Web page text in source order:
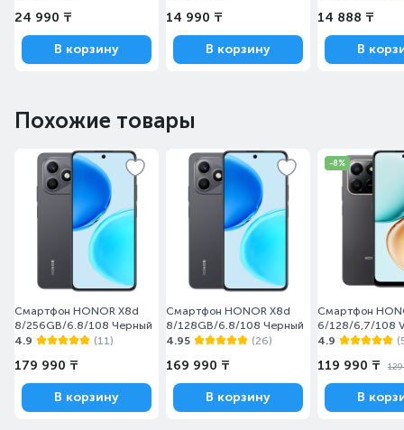
24 990 ₸
В корзину
14 990 ₸
В корзину
14 888 ₸
В
Похожие товары
Смартфон HONOR X8d
8/256GB/6.8/108 Черный
4.9
(11)
179 990 ₸
В корзину
Смартфон HONOR X8d
8/128GB/6.8/108 Черный
4.95
(26)
169 990 ₸
В корзину
-8%
Смартфон
6/128/6,7/108
4.9
119 990 ₸
В